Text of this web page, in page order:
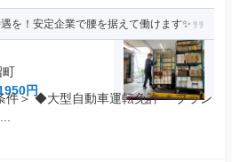
を！安定企業で腰を据えて働けます✨
町
円
件＞ ◆大型自動車運転免許 ＊ブラン